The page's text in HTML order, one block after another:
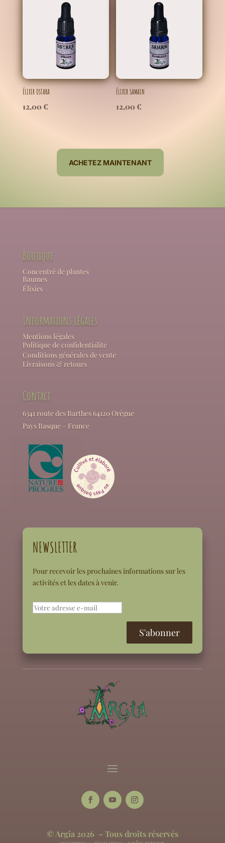
ÉLIXIR OSTARA
12,00 €
ÉLIXIR SAMAIN
12,00 €
ACHETEZ MAINTENANT
Boutique
Concentré de plantes
Baumes
Élixirs
Informations légales
Mentions légales
Politique de confidentialité
Conditions générales de vente
Livraisons & retours
Contact
6341 route des Barthes 64120 Orègue
Pays Basque – France
NEWSLETTER
Pour recevoir les prochaines informations sur les
activités et les dates à venir.
© Argia 2026 – Tous droits réservés